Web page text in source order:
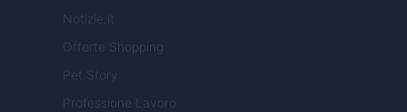
Notizie.it
Offerte Shopping
Pet Story
Professione Lavoro